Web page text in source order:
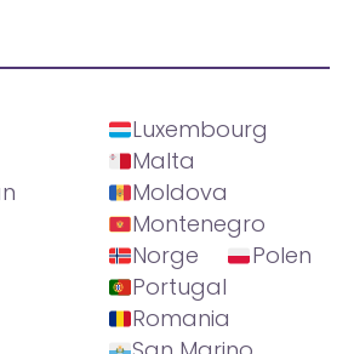
Luxembourg
Malta
Moldova
Montenegro
Norge
Polen
Portugal
Romania